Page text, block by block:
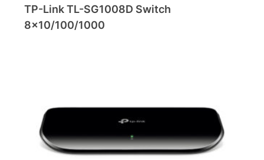
TP-Link TL-SG1008D Switch
8×10/100/1000